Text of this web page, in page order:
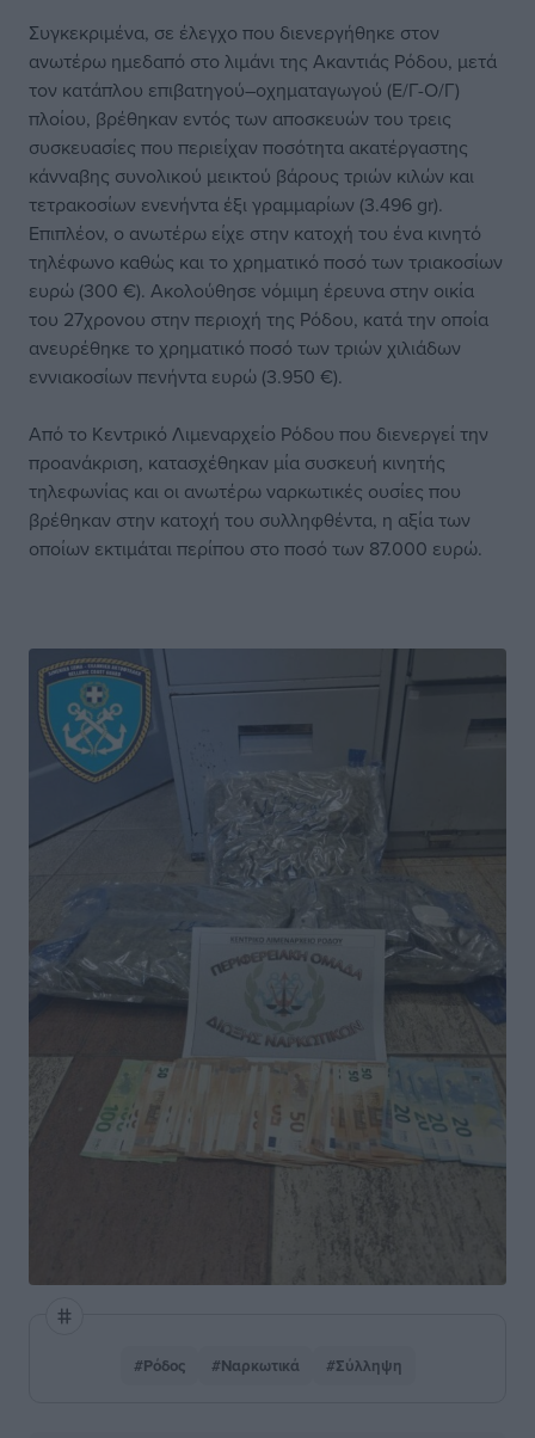
Συγκεκριμένα, σε έλεγχο που διενεργήθηκε στον
ανωτέρω ημεδαπό στο λιμάνι της Ακαντιάς Ρόδου, μετά
τον κατάπλου επιβατηγού–οχηματαγωγού (Ε/Γ-Ο/Γ)
πλοίου, βρέθηκαν εντός των αποσκευών του τρεις
συσκευασίες που περιείχαν ποσότητα ακατέργαστης
κάνναβης συνολικού μεικτού βάρους τριών κιλών και
τετρακοσίων ενενήντα έξι γραμμαρίων (3.496 gr).
Επιπλέον, ο ανωτέρω είχε στην κατοχή του ένα κινητό
τηλέφωνο καθώς και το χρηματικό ποσό των τριακοσίων
ευρώ (300 €). Ακολούθησε νόμιμη έρευνα στην οικία
του 27χρονου στην περιοχή της Ρόδου, κατά την οποία
ανευρέθηκε το χρηματικό ποσό των τριών χιλιάδων
εννιακοσίων πενήντα ευρώ (3.950 €).
Από το Κεντρικό Λιμεναρχείο Ρόδου που διενεργεί την
προανάκριση, κατασχέθηκαν μία συσκευή κινητής
τηλεφωνίας και οι ανωτέρω ναρκωτικές ουσίες που
βρέθηκαν στην κατοχή του συλληφθέντα, η αξία των
οποίων εκτιμάται περίπου στο ποσό των 87.000 ευρώ.
#Ρόδος #Ναρκωτικά #Σύλληψη